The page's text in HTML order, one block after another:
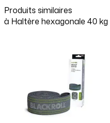
Produits similaires
à Haltère hexagonale 40 kg